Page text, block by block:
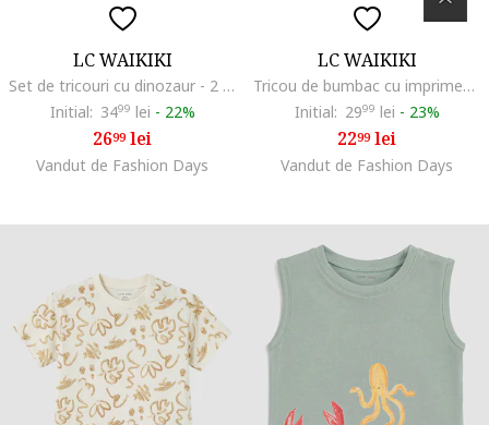
LC WAIKIKI
Set de tricouri cu dinozaur - 2 piese, Alb/Verde pal
Initial: 3499 lei - 22%
2699lei
Vandut de Fashion Days
LC WAIKIKI
Tricou de bumbac cu imprimeu grafic pe partea din fata, Portocaliu mandarina
Initial: 2999 lei - 23%
2299lei
Vandut de Fashion Days